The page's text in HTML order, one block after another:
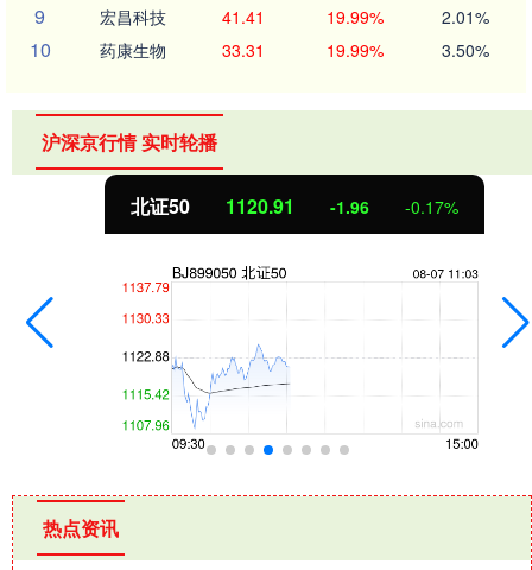
9 宏昌科技 41.41 19.99% 2.01%
10 药康生物 33.31 19.99% 3.50%
沪深京行情 实时轮播
北证50 1120.91 -1.96 -0.17%
热点资讯